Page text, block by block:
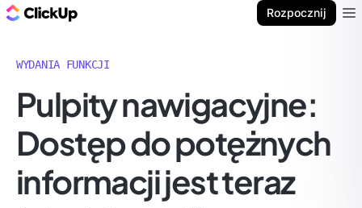
Rozpocznij
WYDANIA FUNKCJI
Pulpity nawigacyjne:
Dostęp do potężnych
informacji jest teraz